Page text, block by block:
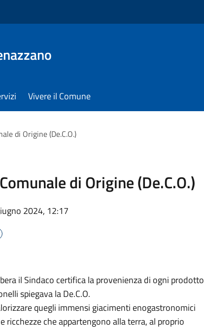
Vivere il Comune
di Origine (De.C.O.)
di Origine (De.C.O.)
2024, 12:17
il Sindaco certifica la provenienza di ogni prodotto
spiegava la De.C.O.
quegli immensi giacimenti enogastronomici
ricchezze che appartengono alla terra, al proprio